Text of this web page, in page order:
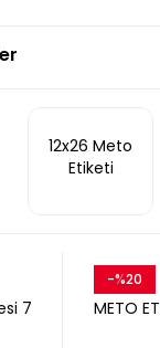
12x26 Meto
Etiketi
7
-%20
Snow
METO